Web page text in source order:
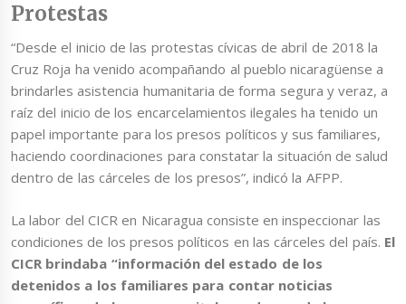
Protestas
“Desde el inicio de las protestas cívicas de abril de 2018 la
Cruz Roja ha venido acompañando al pueblo nicaragüense a
brindarles asistencia humanitaria de forma segura y veraz, a
raíz del inicio de los encarcelamientos ilegales ha tenido un
papel importante para los presos políticos y sus familiares,
haciendo coordinaciones para constatar la situación de salud
dentro de las cárceles de los presos”, indicó la AFPP.
La labor del CICR en Nicaragua consiste en inspeccionar las
condiciones de los presos políticos en las cárceles del país. El
CICR brindaba “información del estado de los
detenidos a los familiares para contar noticias